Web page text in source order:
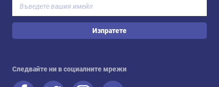
Изпратете
Следвайте ни в социалните мрежи